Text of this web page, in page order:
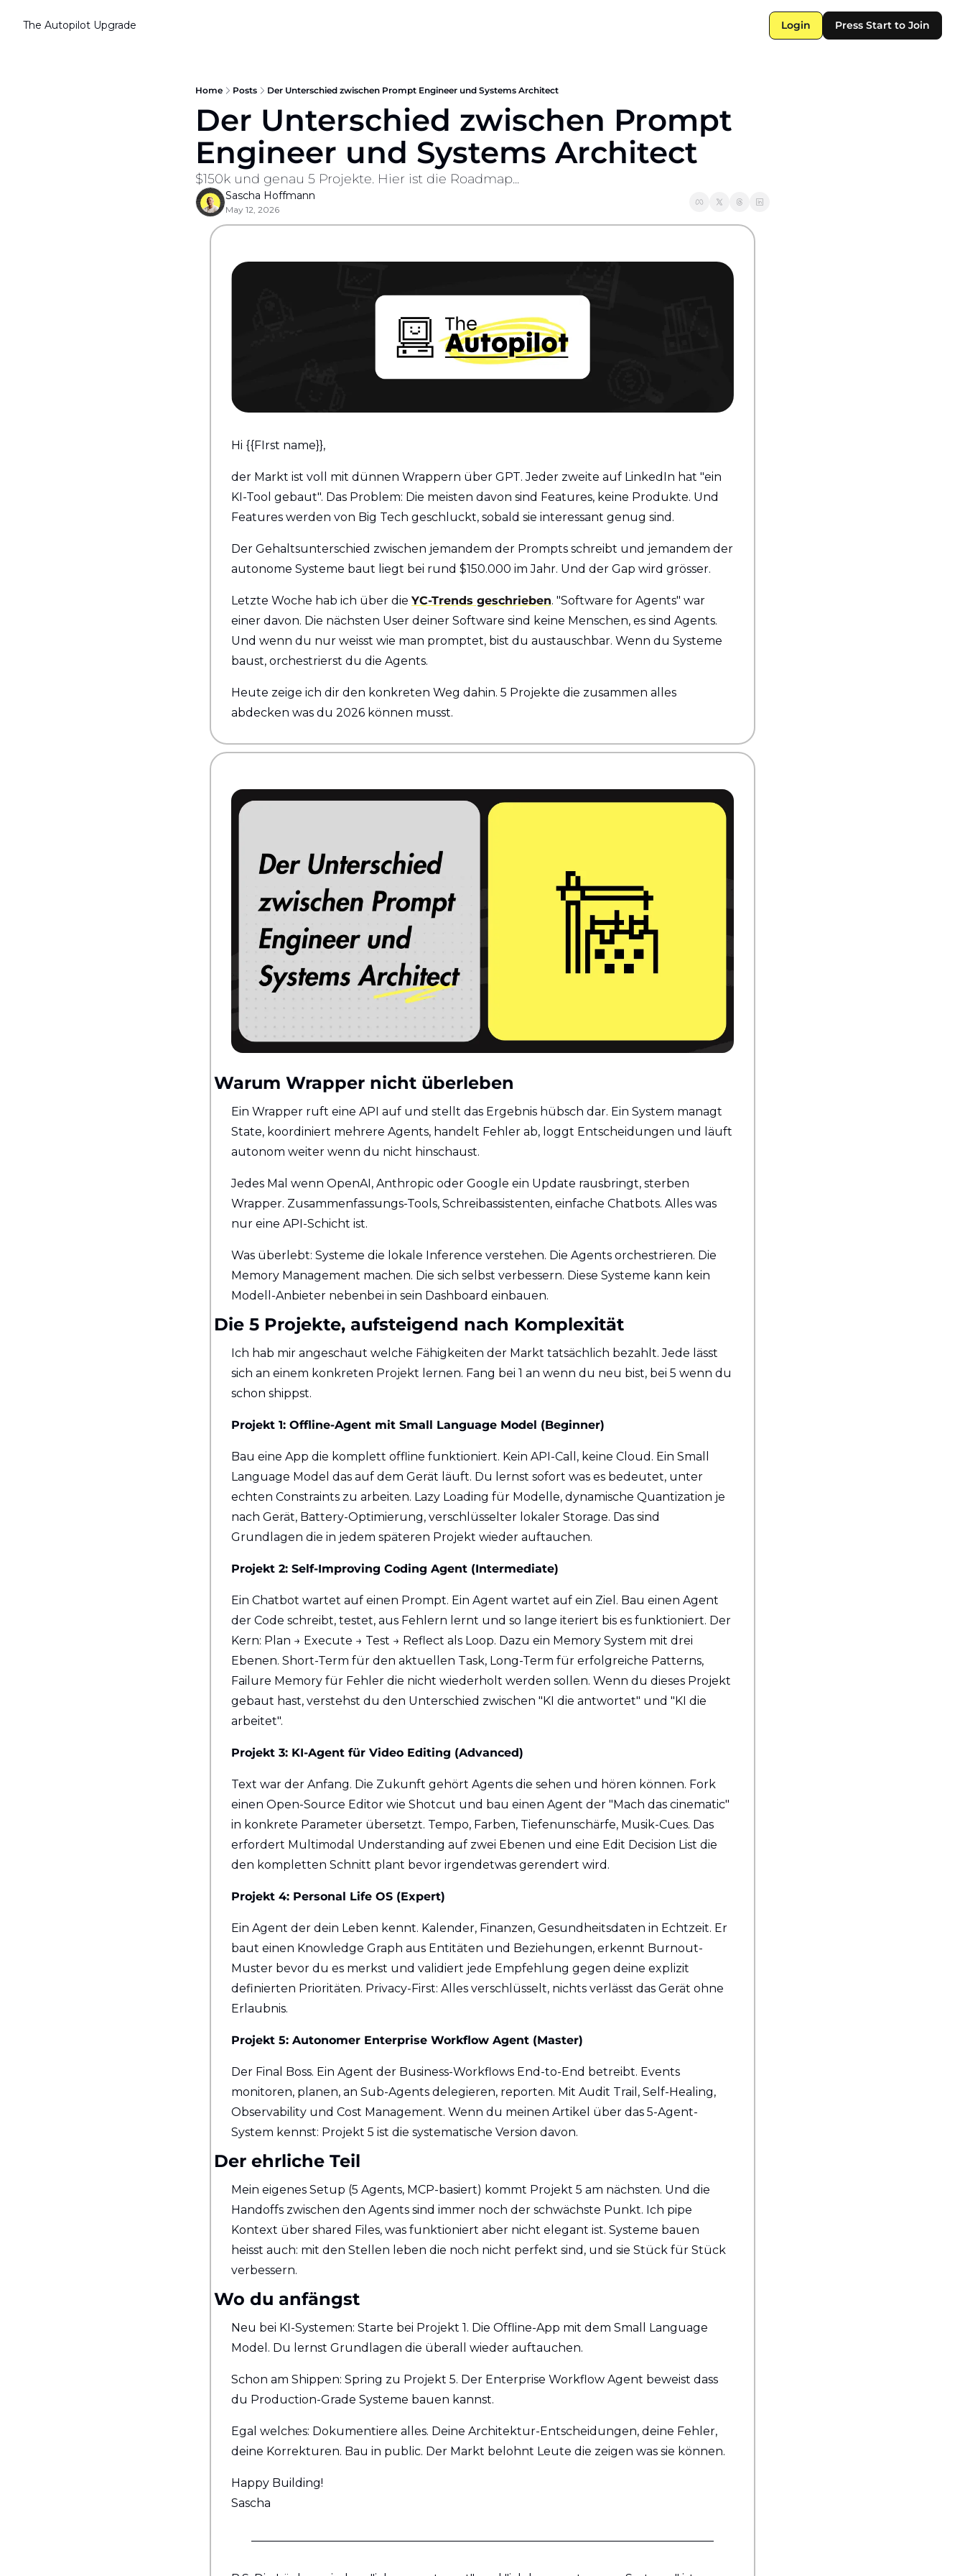
The Autopilot Upgrade Login Press Start to Join
Home Posts Der Unterschied zwischen Prompt Engineer und Systems Architect
Der Unterschied zwischen Prompt
Engineer und Systems Architect
$150k und genau 5 Projekte. Hier ist die Roadmap...
Sascha Hoffmann
May 12, 2026
Hi {{FIrst name}},
der Markt ist voll mit dünnen Wrappern über GPT. Jeder zweite auf LinkedIn hat "ein
KI-Tool gebaut". Das Problem: Die meisten davon sind Features, keine Produkte. Und
Features werden von Big Tech geschluckt, sobald sie interessant genug sind.
Der Gehaltsunterschied zwischen jemandem der Prompts schreibt und jemandem der
autonome Systeme baut liegt bei rund $150.000 im Jahr. Und der Gap wird grösser.
Letzte Woche hab ich über die YC-Trends geschrieben. "Software for Agents" war
einer davon. Die nächsten User deiner Software sind keine Menschen, es sind Agents.
Und wenn du nur weisst wie man promptet, bist du austauschbar. Wenn du Systeme
baust, orchestrierst du die Agents.
Heute zeige ich dir den konkreten Weg dahin. 5 Projekte die zusammen alles
abdecken was du 2026 können musst.
Warum Wrapper nicht überleben
Ein Wrapper ruft eine API auf und stellt das Ergebnis hübsch dar. Ein System managt
State, koordiniert mehrere Agents, handelt Fehler ab, loggt Entscheidungen und läuft
autonom weiter wenn du nicht hinschaust.
Jedes Mal wenn OpenAI, Anthropic oder Google ein Update rausbringt, sterben
Wrapper. Zusammenfassungs-Tools, Schreibassistenten, einfache Chatbots. Alles was
nur eine API-Schicht ist.
Was überlebt: Systeme die lokale Inference verstehen. Die Agents orchestrieren. Die
Memory Management machen. Die sich selbst verbessern. Diese Systeme kann kein
Modell-Anbieter nebenbei in sein Dashboard einbauen.
Die 5 Projekte, aufsteigend nach Komplexität
Ich hab mir angeschaut welche Fähigkeiten der Markt tatsächlich bezahlt. Jede lässt
sich an einem konkreten Projekt lernen. Fang bei 1 an wenn du neu bist, bei 5 wenn du
schon shippst.
Projekt 1: Offline-Agent mit Small Language Model (Beginner)
Bau eine App die komplett offline funktioniert. Kein API-Call, keine Cloud. Ein Small
Language Model das auf dem Gerät läuft. Du lernst sofort was es bedeutet, unter
echten Constraints zu arbeiten. Lazy Loading für Modelle, dynamische Quantization je
nach Gerät, Battery-Optimierung, verschlüsselter lokaler Storage. Das sind
Grundlagen die in jedem späteren Projekt wieder auftauchen.
Projekt 2: Self-Improving Coding Agent (Intermediate)
Ein Chatbot wartet auf einen Prompt. Ein Agent wartet auf ein Ziel. Bau einen Agent
der Code schreibt, testet, aus Fehlern lernt und so lange iteriert bis es funktioniert. Der
Kern: Plan → Execute → Test → Reflect als Loop. Dazu ein Memory System mit drei
Ebenen. Short-Term für den aktuellen Task, Long-Term für erfolgreiche Patterns,
Failure Memory für Fehler die nicht wiederholt werden sollen. Wenn du dieses Projekt
gebaut hast, verstehst du den Unterschied zwischen "KI die antwortet" und "KI die
arbeitet".
Projekt 3: KI-Agent für Video Editing (Advanced)
Text war der Anfang. Die Zukunft gehört Agents die sehen und hören können. Fork
einen Open-Source Editor wie Shotcut und bau einen Agent der "Mach das cinematic"
in konkrete Parameter übersetzt. Tempo, Farben, Tiefenunschärfe, Musik-Cues. Das
erfordert Multimodal Understanding auf zwei Ebenen und eine Edit Decision List die
den kompletten Schnitt plant bevor irgendetwas gerendert wird.
Projekt 4: Personal Life OS (Expert)
Ein Agent der dein Leben kennt. Kalender, Finanzen, Gesundheitsdaten in Echtzeit. Er
baut einen Knowledge Graph aus Entitäten und Beziehungen, erkennt Burnout-
Muster bevor du es merkst und validiert jede Empfehlung gegen deine explizit
definierten Prioritäten. Privacy-First: Alles verschlüsselt, nichts verlässt das Gerät ohne
Erlaubnis.
Projekt 5: Autonomer Enterprise Workflow Agent (Master)
Der Final Boss. Ein Agent der Business-Workflows End-to-End betreibt. Events
monitoren, planen, an Sub-Agents delegieren, reporten. Mit Audit Trail, Self-Healing,
Observability und Cost Management. Wenn du meinen Artikel über das 5-Agent-
System kennst: Projekt 5 ist die systematische Version davon.
Der ehrliche Teil
Mein eigenes Setup (5 Agents, MCP-basiert) kommt Projekt 5 am nächsten. Und die
Handoffs zwischen den Agents sind immer noch der schwächste Punkt. Ich pipe
Kontext über shared Files, was funktioniert aber nicht elegant ist. Systeme bauen
heisst auch: mit den Stellen leben die noch nicht perfekt sind, und sie Stück für Stück
verbessern.
Wo du anfängst
Neu bei KI-Systemen: Starte bei Projekt 1. Die Offline-App mit dem Small Language
Model. Du lernst Grundlagen die überall wieder auftauchen.
Schon am Shippen: Spring zu Projekt 5. Der Enterprise Workflow Agent beweist dass
du Production-Grade Systeme bauen kannst.
Egal welches: Dokumentiere alles. Deine Architektur-Entscheidungen, deine Fehler,
deine Korrekturen. Bau in public. Der Markt belohnt Leute die zeigen was sie können.
Happy Building!
Sascha